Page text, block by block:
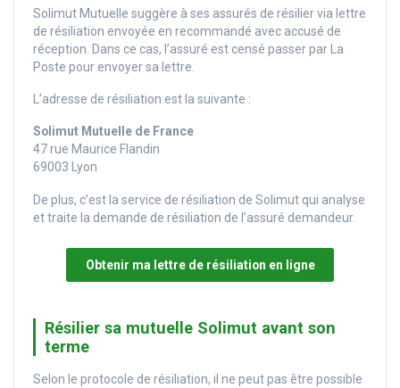
Solimut Mutuelle suggère à ses assurés de résilier via lettre
de résiliation envoyée en recommandé avec accusé de
réception. Dans ce cas, l’assuré est censé passer par La
Poste pour envoyer sa lettre.
L’adresse de résiliation est la suivante :
Solimut Mutuelle de France
47 rue Maurice Flandin
69003 Lyon
De plus, c’est la service de résiliation de Solimut qui analyse
et traite la demande de résiliation de l’assuré demandeur.
Obtenir ma lettre de résiliation en ligne
Résilier sa mutuelle Solimut avant son
terme
Selon le protocole de résiliation, il ne peut pas être possible